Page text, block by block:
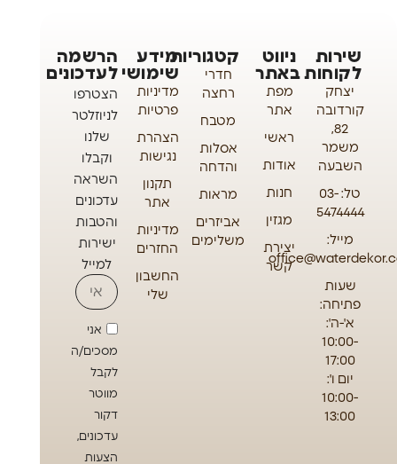
שירות
לקוחות
יצחק
קורדובה
82,
משמר
השבעה
טל: 03-
5474444
מייל:
שעות
פתיחה:
א'-ה':
10:00-
17:00
יום ו':
10:00-
13:00
ניווט
באתר
מפת
אתר
ראשי
אודות
חנות
מגזין
יצירת
קשר
קטגוריות
חדרי
רחצה
מטבח
אסלות
והדחה
מראות
אביזרים
משלימים
מידע
שימושי
מדיניות
פרטיות
הצהרת
נגישות
תקנון
אתר
מדיניות
החזרים
החשבון
שלי
הרשמה
לעדכונים
הצטרפו
לניוזלטר
שלנו
וקבלו
השראה
עדכונים
והטבות
ישירות
למייל
אני
מסכים/ה
לקבל
מווטר
דקור
עדכונים,
הצעות